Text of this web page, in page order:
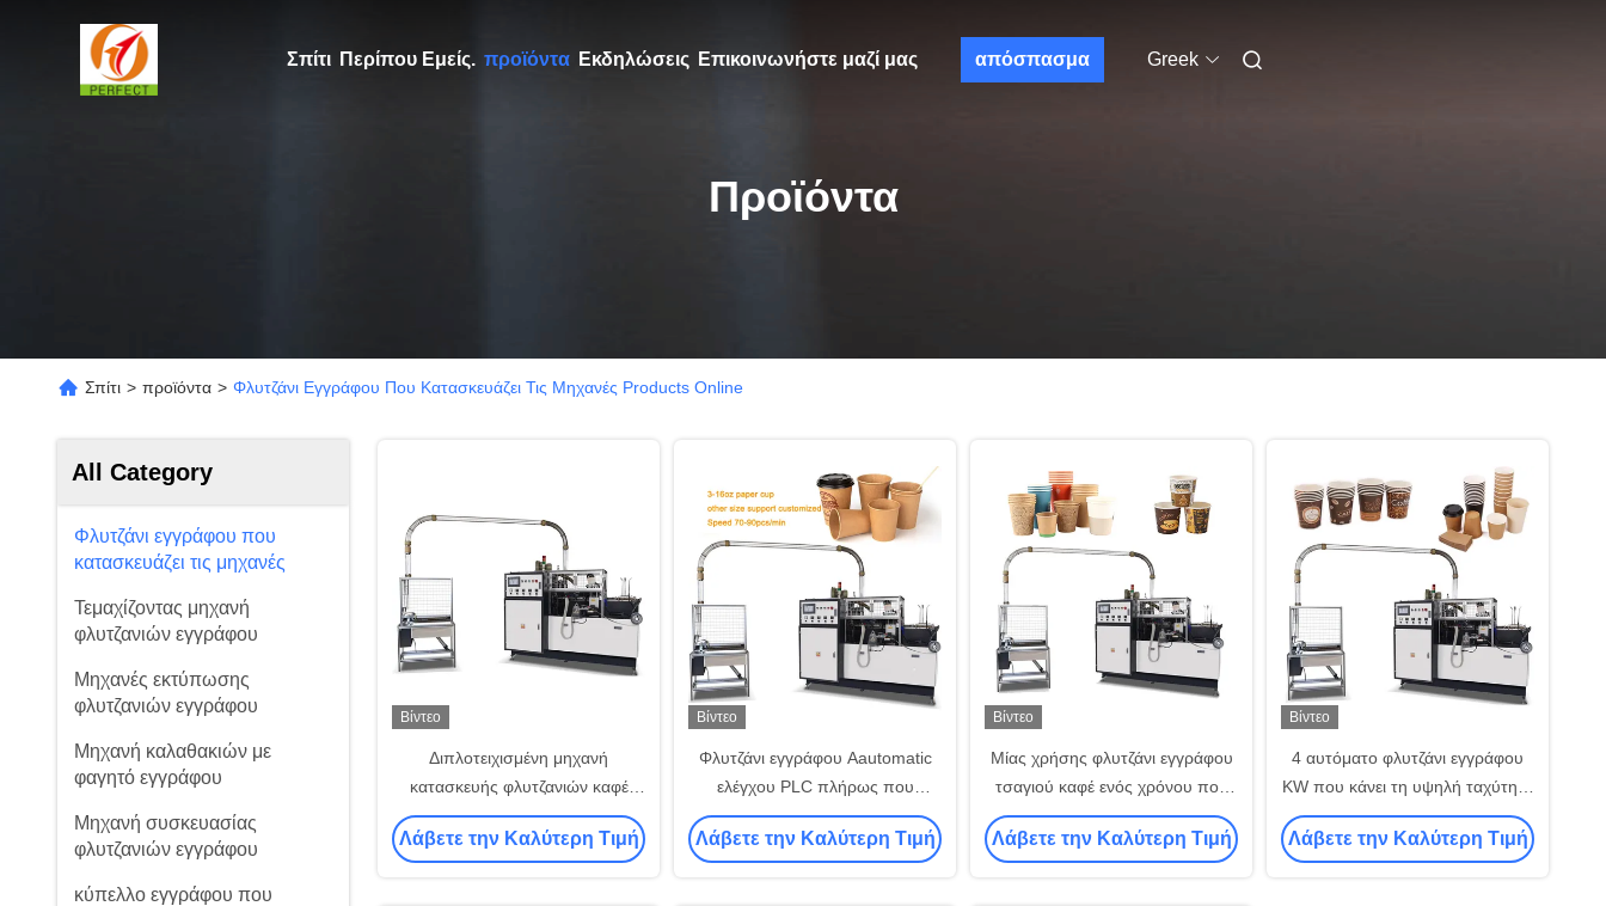
Σπίτι Περίπου Εμείς. προϊόντα Εκδηλώσεις Επικοινωνήστε μαζί μας απόσπασμα Greek
Προϊόντα
Σπίτι > προϊόντα > Φλυτζάνι Εγγράφου Που Κατασκευάζει Τις Μηχανές Products Online
All Category
Φλυτζάνι εγγράφου που
κατασκευάζει τις μηχανές
Τεμαχίζοντας μηχανή
φλυτζανιών εγγράφου
Μηχανές εκτύπωσης
φλυτζανιών εγγράφου
Μηχανή καλαθακιών με
φαγητό εγγράφου
Μηχανή συσκευασίας
φλυτζανιών εγγράφου
κύπελλο εγγράφου που
Βίντεο
Διπλοτειχισμένη μηχανή
κατασκευής φλυτζανιών καφέ
κυματισμών με τον έλεγχο PLC
Λάβετε την Καλύτερη Τιμή
Βίντεο
Φλυτζάνι εγγράφου Aautomatic
ελέγχου PLC πλήρως που
κατασκευάζει τις μηχανές με
υπερηχητικό
Λάβετε την Καλύτερη Τιμή
Βίντεο
Μίας χρήσης φλυτζάνι εγγράφου
τσαγιού καφέ ενός χρόνου που
κατασκευάζει τις μηχανές την
εξουσιοδότηση 2 ετών
Λάβετε την Καλύτερη Τιμή
Βίντεο
4 αυτόματο φλυτζάνι εγγράφου
KW που κάνει τη υψηλή ταχύτητα
μηχανών έναν χρόνο
Λάβετε την Καλύτερη Τιμή